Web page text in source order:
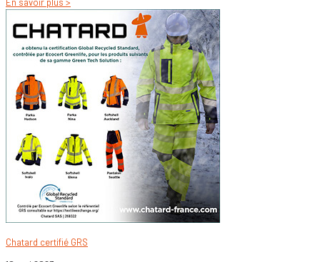
En savoir plus >
Chatard certifié GRS